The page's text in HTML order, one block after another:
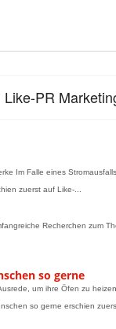
PR
Im Falle eines
zuerst auf Like-...
Recherchen zum
so gerne
um ihre Öfen zu
so gerne erschien